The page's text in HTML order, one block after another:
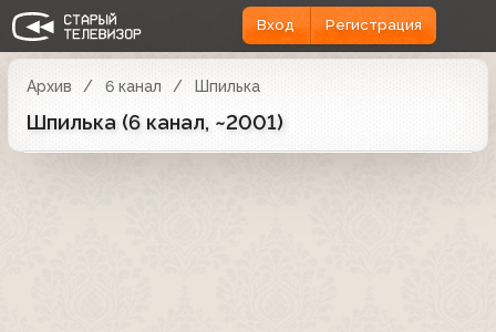
Вход Регистрация
Архив 6 канал Шпилька
Шпилька (6 канал, ~2001)